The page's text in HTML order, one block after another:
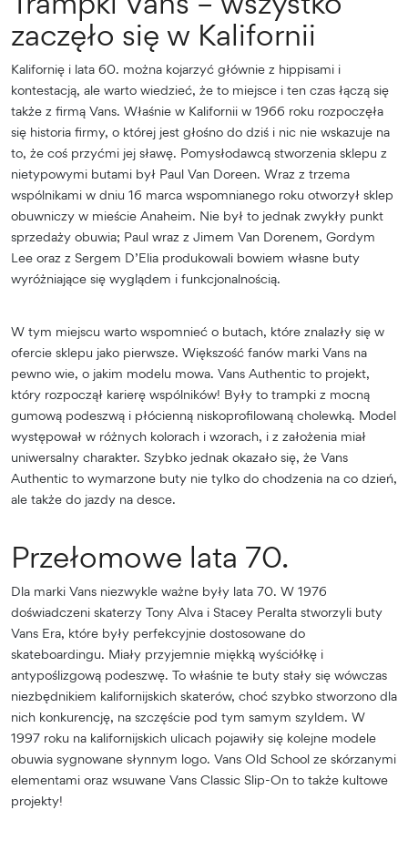
zaczęło się w Kalifornii
Kalifornię i lata 60. można kojarzyć głównie z hippisami i
kontestacją, ale warto wiedzieć, że to miejsce i ten czas łączą się
także z firmą Vans. Właśnie w Kalifornii w 1966 roku rozpoczęła
się historia firmy, o której jest głośno do dziś i nic nie wskazuje na
to, że coś przyćmi jej sławę. Pomysłodawcą stworzenia sklepu z
nietypowymi butami był Paul Van Doreen. Wraz z trzema
wspólnikami w dniu 16 marca wspomnianego roku otworzył sklep
obuwniczy w mieście Anaheim. Nie był to jednak zwykły punkt
sprzedaży obuwia; Paul wraz z Jimem Van Dorenem, Gordym
Lee oraz z Sergem D’Elia produkowali bowiem własne buty
wyróżniające się wyglądem i funkcjonalnością.
W tym miejscu warto wspomnieć o butach, które znalazły się w
ofercie sklepu jako pierwsze. Większość fanów marki Vans na
pewno wie, o jakim modelu mowa. Vans Authentic to projekt,
który rozpoczął karierę wspólników! Były to trampki z mocną
gumową podeszwą i płócienną niskoprofilowaną cholewką. Model
występował w różnych kolorach i wzorach, i z założenia miał
uniwersalny charakter. Szybko jednak okazało się, że Vans
Authentic to wymarzone buty nie tylko do chodzenia na co dzień,
ale także do jazdy na desce.
Przełomowe lata 70.
Dla marki Vans niezwykle ważne były lata 70. W 1976
doświadczeni skaterzy Tony Alva i Stacey Peralta stworzyli buty
Vans Era, które były perfekcyjnie dostosowane do
skateboardingu. Miały przyjemnie miękką wyściółkę i
antypoślizgową podeszwę. To właśnie te buty stały się wówczas
niezbędnikiem kalifornijskich skaterów, choć szybko stworzono dla
nich konkurencję, na szczęście pod tym samym szyldem. W
1997 roku na kalifornijskich ulicach pojawiły się kolejne modele
obuwia sygnowane słynnym logo. Vans Old School ze skórzanymi
elementami oraz wsuwane Vans Classic Slip-On to także kultowe
projekty!